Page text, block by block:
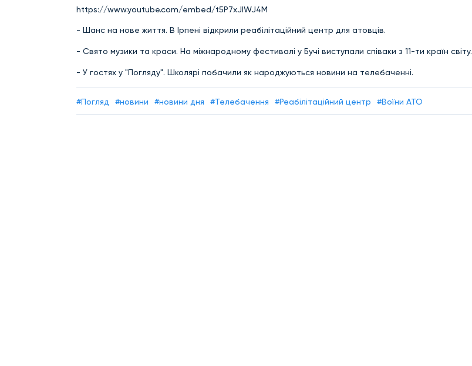
https://www.youtube.com/embed/t5P7xJlWJ4M
- Шанс на нове життя. В Ірпені відкрили реабілітаційний центр для атовців.
- Свято музики та краси. На міжнародному фестивалі у Бучі виступали співаки з 11-ти країн світу.
- У гостях у "Погляду". Школярі побачили як народжуються новини на телебаченні.
#Погляд #новини #новини дня #Телебачення #Реабілітаційний центр #Воїни АТО